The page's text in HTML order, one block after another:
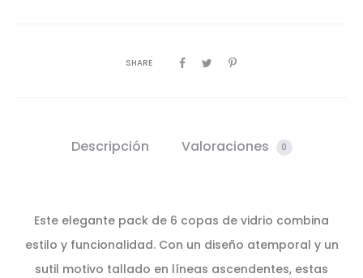
SHARE
Descripción Valoraciones 0
Este elegante pack de 6 copas de vidrio combina
estilo y funcionalidad. Con un diseño atemporal y un
sutil motivo tallado en líneas ascendentes, estas